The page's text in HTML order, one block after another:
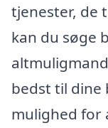
tjenester, de
kan du søge
bedst til dine
mulighed for